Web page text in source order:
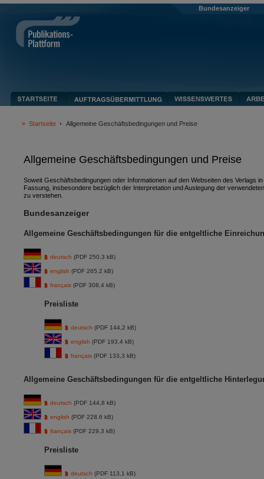
Bundesanzeiger
Startseite Allgemeine Geschäftsbedingungen und Preise
Allgemeine Geschäftsbedingungen und Preise
Soweit Geschäftsbedingungen oder Informationen auf den Webseiten des Verlags
Fassung, insbesondere bezüglich der Interpretation und Auslegung der
zu verstehen.
Bundesanzeiger
Allgemeine Geschäftsbedingungen für die entgeltliche
deutsch (PDF 250,3 kB)
english (PDF 265.2 kB)
français (PDF 308,4 kB)
Preisliste
deutsch (PDF 144,2 kB)
english (PDF 193.4 kB)
français (PDF 133,3 kB)
Allgemeine Geschäftsbedingungen für die entgeltliche
deutsch (PDF 144,8 kB)
english (PDF 228.6 kB)
français (PDF 229,3 kB)
Preisliste
deutsch (PDF 113,1 kB)